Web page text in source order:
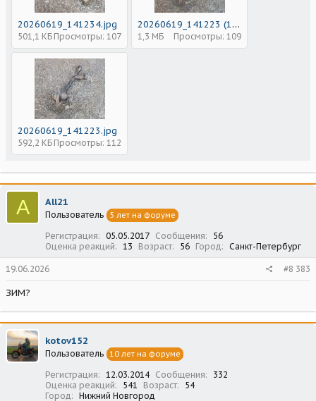
20260619_141234.jpg
501,1 КБ Просмотры: 107
20260619_141223 (1).jpg
1,3 МБ Просмотры: 109
20260619_141223.jpg
592,2 КБ Просмотры: 112
A All21
Пользователь 5 лет на форуме
Регистрация 05.05.2017 Сообщения
56
Оценка реакций
13 Возраст 56 Город Санкт-Петербург
19.06.2026 #8 383
ЗИМ?
kotov152
Пользователь 10 лет на форуме
Регистрация 12.03.2014 Сообщения
332
Оценка реакций
541 Возраст
54
Город
Нижний Новгород